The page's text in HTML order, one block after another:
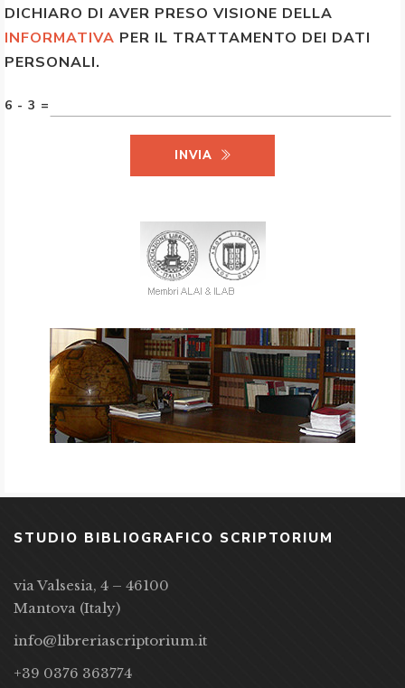
DICHIARO DI AVER PRESO VISIONE DELLA
INFORMATIVA PER IL TRATTAMENTO DEI DATI
PERSONALI.
6 - 3 =
INVIA
STUDIO BIBLIOGRAFICO SCRIPTORIUM
via Valsesia, 4 – 46100
Mantova (Italy)
info@libreriascriptorium.it
+39 0376 363774